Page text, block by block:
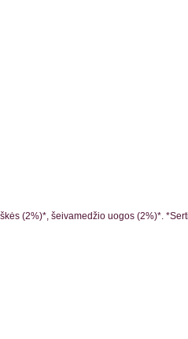
(2%)*, šeivamedžio uogos (2%)*.